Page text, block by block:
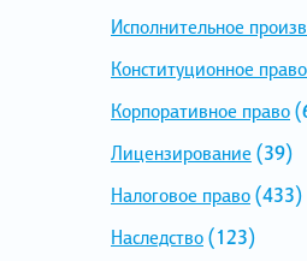
Исполнительное
Конституционное право
Корпоративное право
Лицензирование (39)
Налоговое право(433)
Наследство(123)